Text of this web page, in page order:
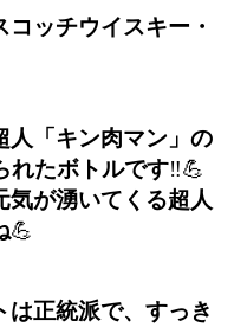
コッチウイスキー・
人「キン肉マン」の
れたボトルです‼️💪
気が湧いてくる超人
💪
正統派で、すっき